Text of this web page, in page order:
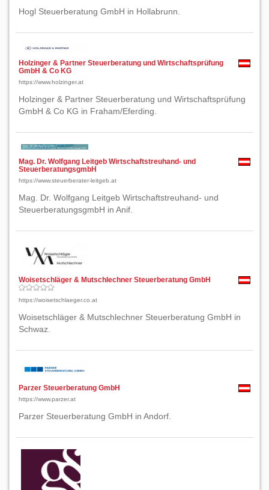
Hogl Steuerberatung GmbH in Hollabrunn.
Holzinger & Partner Steuerberatung und Wirtschaftsprüfung
GmbH & Co KG
https://www.holzinger.at
Holzinger & Partner Steuerberatung und Wirtschaftsprüfung
GmbH & Co KG in Fraham/Eferding.
Mag. Dr. Wolfgang Leitgeb Wirtschaftstreuhand- und
SteuerberatungsgmbH
https://www.steuerberater-leitgeb.at
Mag. Dr. Wolfgang Leitgeb Wirtschaftstreuhand- und
SteuerberatungsgmbH in Anif.
Woisetschläger & Mutschlechner Steuerberatung GmbH
https://woisetschlaeger.co.at
Woisetschläger & Mutschlechner Steuerberatung GmbH in
Schwaz.
Parzer Steuerberatung GmbH
https://www.parzer.at
Parzer Steuerberatung GmbH in Andorf.